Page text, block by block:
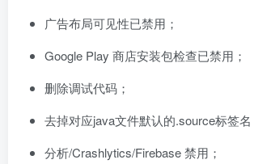
广告布局可见性已禁用；
Google Play 商店安装包检查已禁用；
删除调试代码；
去掉对应java文件默认的.source标签名
分析/Crashlytics/Firebase 禁用；